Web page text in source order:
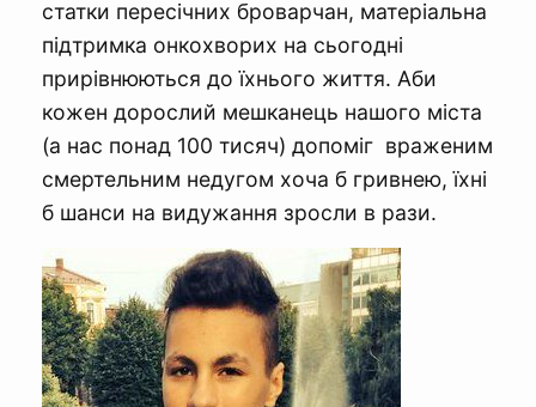
статки пересічних броварчан, матеріальна
підтримка онкохворих на сьогодні
прирівнюються до їхнього життя. Аби
кожен дорослий мешканець нашого міста
(а нас понад 100 тисяч) допоміг враженим
смертельним недугом хоча б гривнею, їхні
б шанси на видужання зросли в рази.